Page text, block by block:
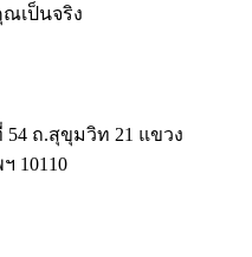
ณเป็นจริง
54 ถ.สุขุมวิท 21 แขวง
10110